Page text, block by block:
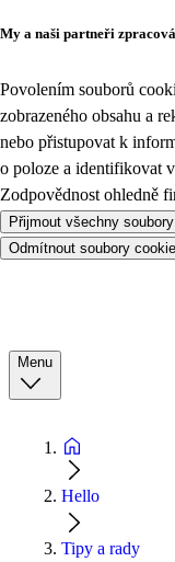
My a naši partneři
Povolením souborů
zobrazeného obsahu a
nebo přistupovat k
o poloze a identifikovat
Zodpovědnost ohledně
Přijmout všechny
Odmítnout soubory
Menu
Hello
Tipy a rady